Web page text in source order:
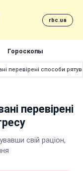
rbc.ua
Гороскопы
перевірені способи
перевірені
свій раціон,